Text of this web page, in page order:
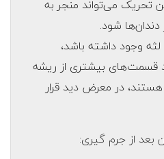
تحریک می‌تواند منجر به
شود.
وجود داشته باشد،
قسمت‌های بیشتری از ریشه
در معرض دید قرار
از جرم گیری: